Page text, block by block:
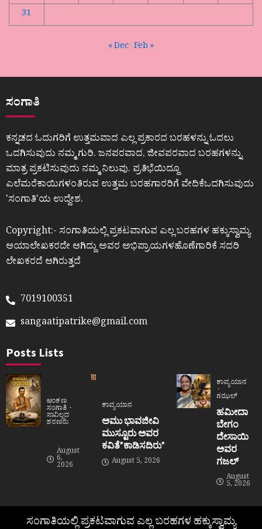
31
« Dec Feb »
ಸಂಗಾತಿ
ಕನ್ನಡದ ಓದುಗರಿಗೆ ಉತ್ತಮವಾದ ಎಲ್ಲ ಪ್ರಕಾರದ ಬರಹಳನ್ನು ಓದಲು
ಒದಗಿಸುವುದು ನಮ್ಮ ಗುರಿ. ಜನಪರವಾದ, ಜೀವಪರವಾದ ಬರಹಗಳನ್ನು
ಮಾತ್ರ ಪ್ರಕಟಿಸುವುದು ನಮ್ಮ ನಿಲುವು. ಪ್ರತಿಭೆಯಿದ್ದೂ
ಎಲೆಮರೆಕಾಯಿಗಳಂತಿರುವ ಉತ್ತಮ ಬರಹಗಾರರಿಗೆ ವೇದಿಕೆಒದಗಿಸುವುದು
ʼಸಂಗಾತಿʼಯ ಉದ್ದೇಶ.
Copyright:- ಸಂಗಾತಿಯಲ್ಲಿ ಪ್ರಕಟವಾಗುವ ಎಲ್ಲ ಬರಹಗಳ ಹಕ್ಕುಸ್ವಾಮ್ಯ
ಆಯಾಲೇಖಕರದೇ ಆಗಿದ್ದು ಅವರ ಅಭಿಪ್ರಾಯಗಳಹೊಣೆಗಾರಿಕೆ ಸದರಿ
ಲೇಖಕರದೆ ಆಗಿರುತ್ತದೆ
7019100351
sangaatipatrike@gmail.com
Posts Lists
ಅಂಕಣ
ಸಂಗಾತಿ
ಸಾವಿಲ್ಲದ
ಶರಣರು
August
6,
2026
ಕಾವ್ಯಯಾನ
ಅಮು ಭಾವಜೀವಿ
ಮುಸ್ಟೂರು ಅವರ
ಕವಿತೆ”ಕಾಡಿಸದಿರು”
August 5, 2026
ಕಾವ್ಯಯಾನ
ಗಝಲ್
ಹಮೀದಾ
ಬೇಗಂ
ದೇಸಾಯಿ
ಅವರ
ಗಜಲ್
August
5, 2026
ಸಂಗಾತಿಯಲ್ಲಿ ಪ್ರಕಟವಾಗುವ ಎಲ್ಲ ಬರಹಗಳ ಹಕ್ಕುಸ್ವಾಮ್ಯ